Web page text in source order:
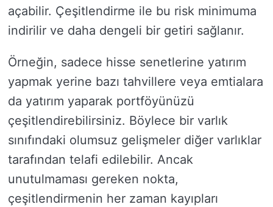
açabilir. Çeşitlendirme ile bu risk minimuma
indirilir ve daha dengeli bir getiri sağlanır.
Örneğin, sadece hisse senetlerine yatırım
yapmak yerine bazı tahvillere veya emtialara
da yatırım yaparak portföyünüzü
çeşitlendirebilirsiniz. Böylece bir varlık
sınıfındaki olumsuz gelişmeler diğer varlıklar
tarafından telafi edilebilir. Ancak
unutulmaması gereken nokta,
çeşitlendirmenin her zaman kayıpları